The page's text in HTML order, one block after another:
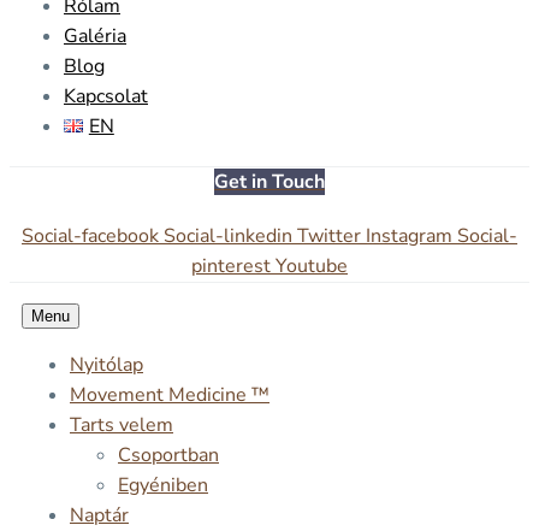
Rólam
Galéria
Blog
Kapcsolat
EN
Get in Touch
Social-facebook Social-linkedin Twitter Instagram Social-
pinterestYoutube
Menu
Nyitólap
Movement Medicine ™
Tarts velem
Csoportban
Egyéniben
Naptár